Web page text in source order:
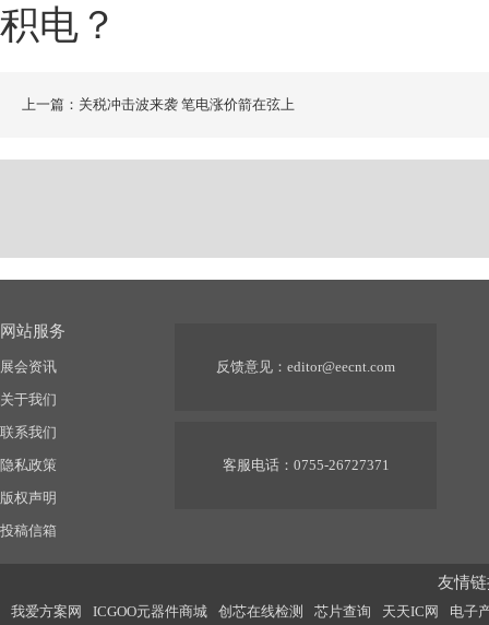
积电？
上一篇：关税冲击波来袭 笔电涨价箭在弦上
网站服务
展会资讯
关于我们
联系我们
隐私政策
版权声明
投稿信箱
反馈意见： editor@eecnt.com
客服电话：0755-26727371
友情
我爱方案网 ICGOO元器件商城 创芯在线检测 芯片查询 天天IC网
电子